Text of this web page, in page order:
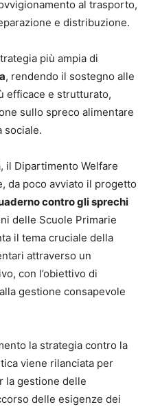
al trasporto,
e distribuzione.
più ampia di
, rendendo il sostegno alle
efficace e strutturato,
sullo spreco alimentare
sociale.
il Dipartimento Welfare
da poco avviato il progetto
contro gli sprechi
delle Scuole Primarie
il tema cruciale della
attraverso un
con l’obiettivo di
gestione consapevole
la strategia contro la
viene rilanciata per
la gestione delle
delle esigenze dei